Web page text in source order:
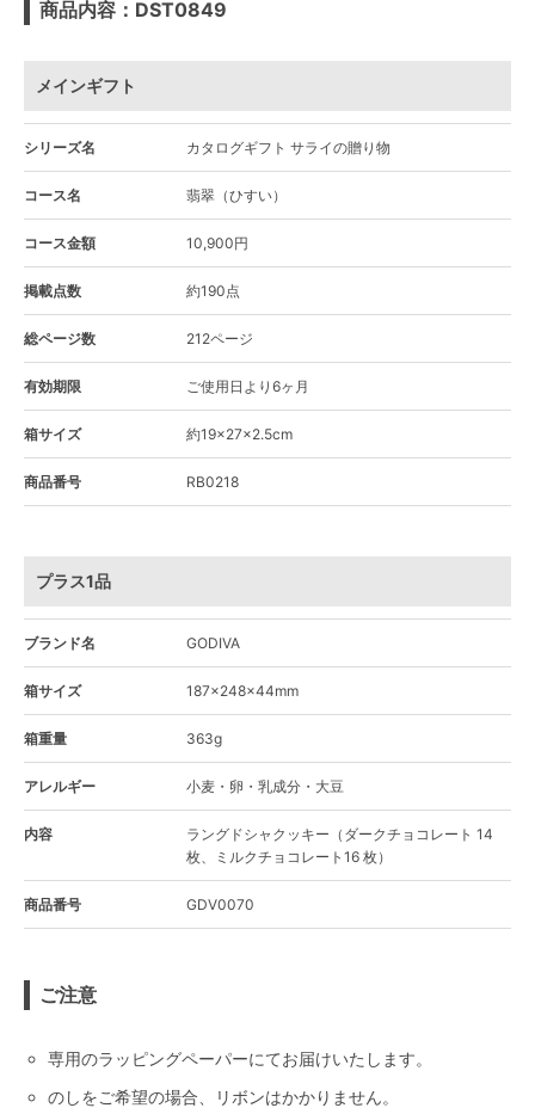
商品内容：DST0849
メインギフト
シリーズ名 カタログギフト サライの贈り物
コース名 翡翠（ひすい）
コース金額 10,900円
掲載点数 約190点
総ページ数 212ページ
有効期限 ご使用日より6ヶ月
箱サイズ 約19×27×2.5cm
商品番号 RB0218
プラス1品
ブランド名 GODIVA
箱サイズ 187×248×44mm
箱重量 363g
アレルギー 小麦・卵・乳成分・大豆
内容
ラングドシャクッキー（ダークチョコレート 14
枚、ミルクチョコレート16 枚）
商品番号 GDV0070
ご注意
専用のラッピングペーパーにてお届けいたします。
のしをご希望の場合、リボンはかかりません。